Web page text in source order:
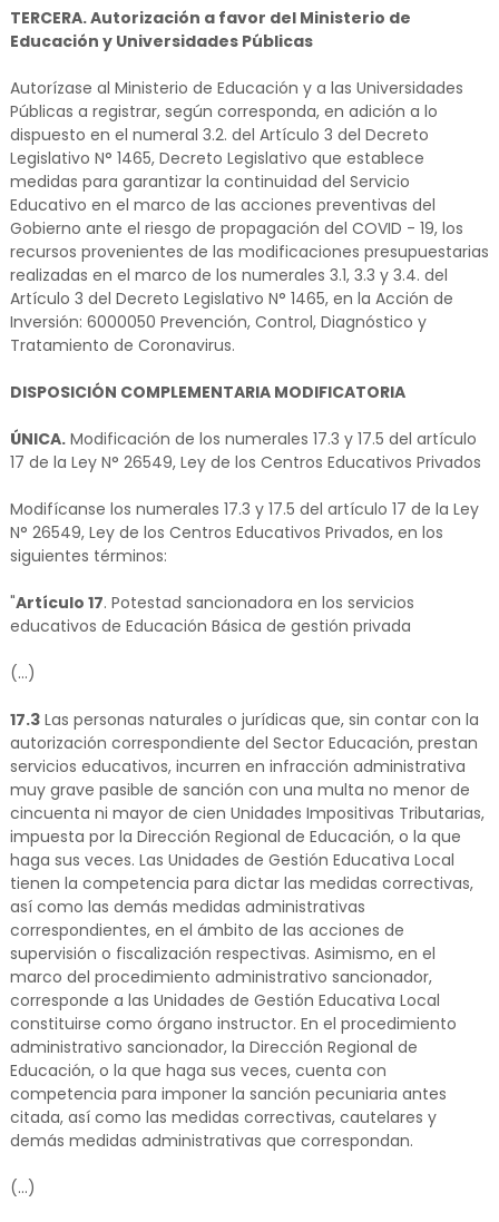
TERCERA. Autorización a favor del Ministerio de
Educación y Universidades Públicas
Autorízase al Ministerio de Educación y a las Universidades
Públicas a registrar, según corresponda, en adición a lo
dispuesto en el numeral 3.2. del Artículo 3 del Decreto
Legislativo N° 1465, Decreto Legislativo que establece
medidas para garantizar la continuidad del Servicio
Educativo en el marco de las acciones preventivas del
Gobierno ante el riesgo de propagación del COVID - 19, los
recursos provenientes de las modificaciones presupuestarias
realizadas en el marco de los numerales 3.1, 3.3 y 3.4. del
Artículo 3 del Decreto Legislativo N° 1465, en la Acción de
Inversión: 6000050 Prevención, Control, Diagnóstico y
Tratamiento de Coronavirus.
DISPOSICIÓN COMPLEMENTARIA MODIFICATORIA
ÚNICA.Modificación de los numerales 17.3 y 17.5 del artículo
17 de la Ley N° 26549, Ley de los Centros Educativos Privados
Modifícanse los numerales 17.3 y 17.5 del artículo 17 de la Ley
N° 26549, Ley de los Centros Educativos Privados, en los
siguientes términos:
"Artículo 17. Potestad sancionadora en los servicios
educativos de Educación Básica de gestión privada
(...)
17.3Las personas naturales o jurídicas que, sin contar con la
autorización correspondiente del Sector Educación, prestan
servicios educativos, incurren en infracción administrativa
muy grave pasible de sanción con una multa no menor de
cincuenta ni mayor de cien Unidades Impositivas Tributarias,
impuesta por la Dirección Regional de Educación, o la que
haga sus veces. Las Unidades de Gestión Educativa Local
tienen la competencia para dictar las medidas correctivas,
así como las demás medidas administrativas
correspondientes, en el ámbito de las acciones de
supervisión o fiscalización respectivas. Asimismo, en el
marco del procedimiento administrativo sancionador,
corresponde a las Unidades de Gestión Educativa Local
constituirse como órgano instructor. En el procedimiento
administrativo sancionador, la Dirección Regional de
Educación, o la que haga sus veces, cuenta con
competencia para imponer la sanción pecuniaria antes
citada, así como las medidas correctivas, cautelares y
demás medidas administrativas que correspondan.
(...)